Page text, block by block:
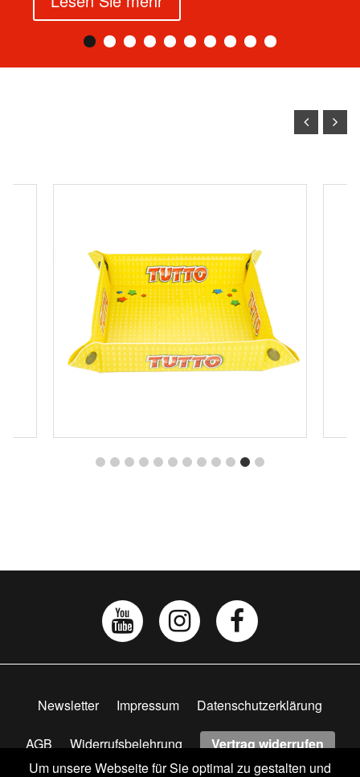
Newsletter Impressum Datenschutzerklärung
AGB Widerrufsbelehrung
Vertrag widerrufen
Um unsere Webseite für Sie optimal zu gestalten und